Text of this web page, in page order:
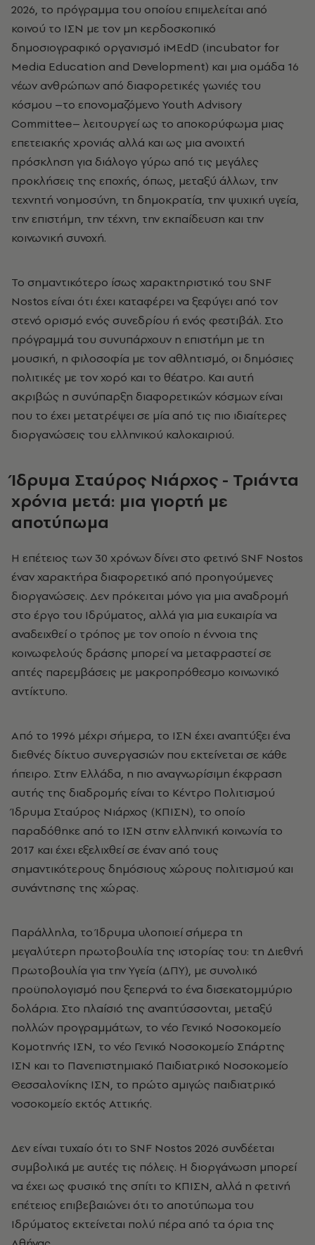
2026, το πρόγραμμα του οποίου επιμελείται από
κοινού το ΙΣΝ με τον μη κερδοσκοπικό
δημοσιογραφικό οργανισμό iMEdD (incubatοr for
Media Education and Development) και μια ομάδα 16
νέων ανθρώπων από διαφορετικές γωνιές του
κόσμου –το επονομαζόμενο Youth Advisory
Committee– λειτουργεί ως το αποκορύφωμα μιας
επετειακής χρονιάς αλλά και ως μια ανοιχτή
πρόσκληση για διάλογο γύρω από τις μεγάλες
προκλήσεις της εποχής, όπως, μεταξύ άλλων, την
τεχνητή νοημοσύνη, τη δημοκρατία, την ψυχική υγεία,
την επιστήμη, την τέχνη, την εκπαίδευση και την
κοινωνική συνοχή.
Το σημαντικότερο ίσως χαρακτηριστικό του SNF
Nostos είναι ότι έχει καταφέρει να ξεφύγει από τον
στενό ορισμό ενός συνεδρίου ή ενός φεστιβάλ. Στο
πρόγραμμά του συνυπάρχουν η επιστήμη με τη
μουσική, η φιλοσοφία με τον αθλητισμό, οι δημόσιες
πολιτικές με τον χορό και το θέατρο. Και αυτή
ακριβώς η συνύπαρξη διαφορετικών κόσμων είναι
που το έχει μετατρέψει σε μία από τις πιο ιδιαίτερες
διοργανώσεις του ελληνικού καλοκαιριού.
Ίδρυμα Σταύρος Νιάρχος - Τριάντα
χρόνια μετά: μια γιορτή με
αποτύπωμα
Η επέτειος των 30 χρόνων δίνει στο φετινό SNF Nostos
έναν χαρακτήρα διαφορετικό από προηγούμενες
διοργανώσεις. Δεν πρόκειται μόνο για μια αναδρομή
στο έργο του Ιδρύματος, αλλά για μια ευκαιρία να
αναδειχθεί ο τρόπος με τον οποίο η έννοια της
κοινωφελούς δράσης μπορεί να μεταφραστεί σε
απτές παρεμβάσεις με μακροπρόθεσμο κοινωνικό
αντίκτυπο.
Από το 1996 μέχρι σήμερα, το ΙΣΝ έχει αναπτύξει ένα
διεθνές δίκτυο συνεργασιών που εκτείνεται σε κάθε
ήπειρο. Στην Ελλάδα, η πιο αναγνωρίσιμη έκφραση
αυτής της διαδρομής είναι το Κέντρο Πολιτισμού
Ίδρυμα Σταύρος Νιάρχος (ΚΠΙΣΝ), το οποίο
παραδόθηκε από το ΙΣΝ στην ελληνική κοινωνία το
2017 και έχει εξελιχθεί σε έναν από τους
σημαντικότερους δημόσιους χώρους πολιτισμού και
συνάντησης της χώρας.
Παράλληλα, το Ίδρυμα υλοποιεί σήμερα τη
μεγαλύτερη πρωτοβουλία της ιστορίας του: τη Διεθνή
Πρωτοβουλία για την Υγεία (ΔΠΥ), με συνολικό
προϋπολογισμό που ξεπερνά το ένα δισεκατομμύριο
δολάρια. Στο πλαίσιό της αναπτύσσονται, μεταξύ
πολλών προγραμμάτων, το νέο Γενικό Νοσοκομείο
Κομοτηνής ΙΣΝ, το νέο Γενικό Νοσοκομείο Σπάρτης
ΙΣΝ και το Πανεπιστημιακό Παιδιατρικό Νοσοκομείο
Θεσσαλονίκης ΙΣΝ, το πρώτο αμιγώς παιδιατρικό
νοσοκομείο εκτός Αττικής.
Δεν είναι τυχαίο ότι το SNF Nostos 2026 συνδέεται
συμβολικά με αυτές τις πόλεις. Η διοργάνωση μπορεί
να έχει ως φυσικό της σπίτι το ΚΠΙΣΝ, αλλά η φετινή
επέτειος επιβεβαιώνει ότι το αποτύπωμα του
Ιδρύματος εκτείνεται πολύ πέρα από τα όρια της